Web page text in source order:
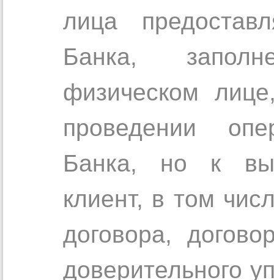
лица
Банка,
физическом
проведении
Банка, но к
клиент, в том
договора,
доверительного